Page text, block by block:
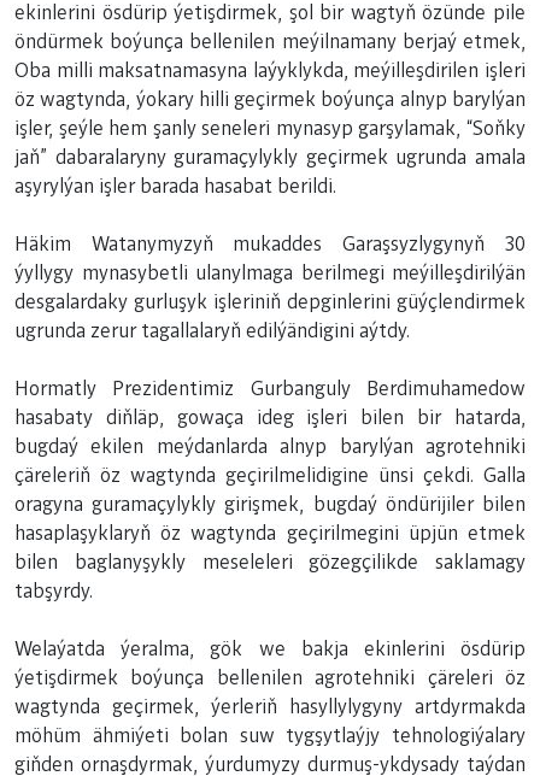
ekinlerini ösdürip ýetişdirmek, şol bir wagtyň özünde pile
öndürmek boýunça bellenilen meýilnamany berjaý etmek,
Oba milli maksatnamasyna laýyklykda, meýilleşdirilen işleri
öz wagtynda, ýokary hilli geçirmek boýunça alnyp barylýan
işler, şeýle hem şanly seneleri mynasyp garşylamak, “Soňky
jaň” dabaralaryny guramaçylykly geçirmek ugrunda amala
aşyrylýan işler barada hasabat berildi.
Häkim Watanymyzyň mukaddes Garaşsyzlygynyň 30
ýyllygy mynasybetli ulanylmaga berilmegi meýilleşdirilýän
desgalardaky gurluşyk işleriniň depginlerini güýçlendirmek
ugrunda zerur tagallalaryň edilýändigini aýtdy.
Hormatly Prezidentimiz Gurbanguly Berdimuhamedow
hasabaty diňläp, gowaça ideg işleri bilen bir hatarda,
bugdaý ekilen meýdanlarda alnyp barylýan agrotehniki
çäreleriň öz wagtynda geçirilmelidigine ünsi çekdi. Galla
oragyna guramaçylykly girişmek, bugdaý öndürijiler bilen
hasaplaşyklaryň öz wagtynda geçirilmegini üpjün etmek
bilen baglanyşykly meseleleri gözegçilikde saklamagy
tabşyrdy.
Welaýatda ýeralma, gök we bakja ekinlerini ösdürip
ýetişdirmek boýunça bellenilen agrotehniki çäreleri öz
wagtynda geçirmek, ýerleriň hasyllylygyny artdyrmakda
möhüm ähmiýeti bolan suw tygşytlaýjy tehnologiýalary
giňden ornaşdyrmak, ýurdumyzy durmuş-ykdysady taýdan